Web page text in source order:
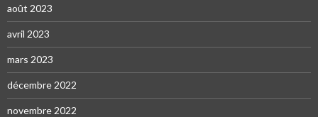
août 2023
avril 2023
mars 2023
décembre 2022
novembre 2022